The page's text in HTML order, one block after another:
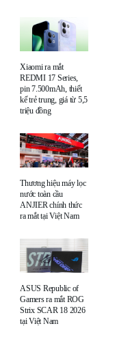
Xiaomi ra mắt
REDMI 17 Series,
pin 7.500mAh, thiết
kế trẻ trung, giá từ 5,5
triệu đồng
Thương hiệu máy lọc
nước toàn cầu
ANJIER chính thức
ra mắt tại Việt Nam
ASUS Republic of
Gamers ra mắt ROG
Strix SCAR 18 2026
tại Việt Nam